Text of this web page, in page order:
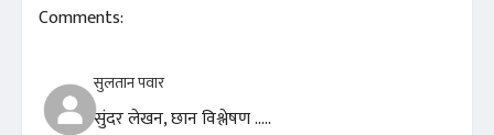
Comments:
सुलतान पवार
सुंदर लेखन, छान विश्लेषण .....